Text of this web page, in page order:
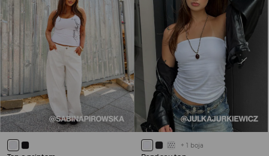
+ 1 boja